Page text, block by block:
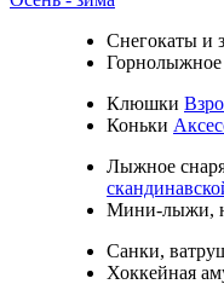
Cнегокаты и
Горнолыжное
Клюшки
Коньки
Лыжное
Мини-лыжи,
Санки,
Хоккейная